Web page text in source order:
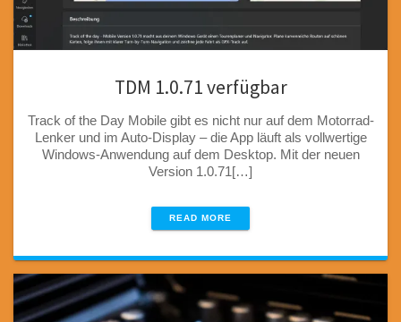
TDM 1.0.71 verfügbar
Track of the Day Mobile gibt es nicht nur auf dem Motorrad-
Lenker und im Auto-Display – die App läuft als vollwertige
Windows-Anwendung auf dem Desktop. Mit der neuen
Version 1.0.71[…]
READ MORE